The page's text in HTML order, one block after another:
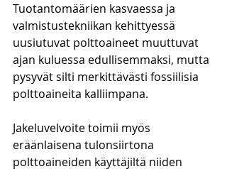
Tuotantomäärien kasvaessa ja
valmistustekniikan kehittyessä
uusiutuvat polttoaineet muuttuvat
ajan kuluessa edullisemmaksi, mutta
pysyvät silti merkittävästi fossiilisia
polttoaineita kalliimpana.
Jakeluvelvoite toimii myös
eräänlaisena tulonsiirtona
polttoaineiden käyttäjiltä niiden